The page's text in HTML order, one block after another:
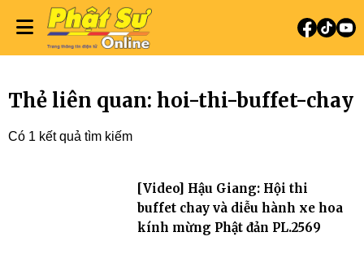
Thẻ liên quan: hoi-thi-buffet-chay
Có 1 kết quả tìm kiếm
[Video] Hậu Giang: Hội thi
buffet chay và diễu hành xe hoa
kính mừng Phật đản PL.2569